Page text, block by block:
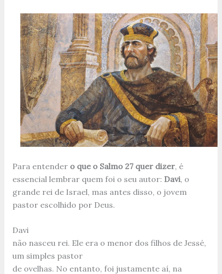
Para entender o que o Salmo 27 quer dizer, é
essencial lembrar quem foi o seu autor: Davi, o
grande rei de Israel, mas antes disso, o jovem
pastor escolhido por Deus.
Davi
não nasceu rei. Ele era o menor dos filhos de Jessé,
um simples pastor
de ovelhas. No entanto, foi justamente aí, na